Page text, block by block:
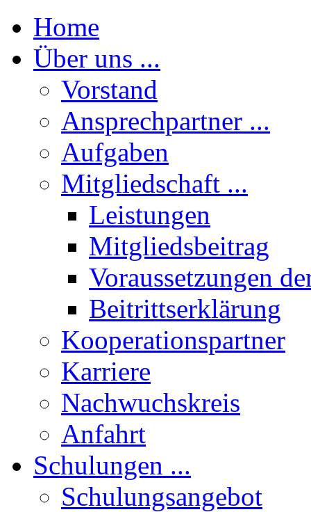
Home
Über uns ...
Vorstand
Ansprechpartner ...
Aufgaben
Mitgliedschaft ...
Leistungen
Mitgliedsbeitrag
Voraussetzungen
Beitrittserklärung
Kooperationspartner
Karriere
Nachwuchskreis
Anfahrt
Schulungen ...
Schulungsangebot